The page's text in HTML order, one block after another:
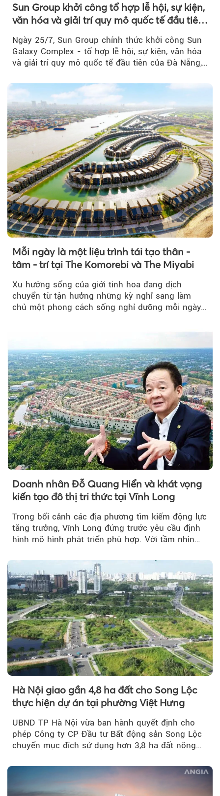
Sun Group khởi công tổ hợp lễ hội, sự kiện,
văn hóa và giải trí quy mô quốc tế đầu tiên
Ngày 25/7, Sun Group chính thức khởi công Sun
Galaxy Complex - tổ hợp lễ hội, sự kiện, văn hóa
và giải trí quy mô quốc tế đầu tiên của Đà Nẵng,…
Mỗi ngày là một liệu trình tái tạo thân -
tâm - trí tại The Komorebi và The Miyabi
Xu hướng sống của giới tinh hoa đang dịch
chuyển từ tận hưởng những kỳ nghỉ sang làm
chủ một phong cách sống nghỉ dưỡng mỗi ngày…
Doanh nhân Đỗ Quang Hiển và khát vọng
kiến tạo đô thị tri thức tại Vĩnh Long
Trong bối cảnh các địa phương tìm kiếm động lực
tăng trưởng, Vĩnh Long đứng trước yêu cầu định
hình mô hình phát triển phù hợp. Với tầm nhìn
Hà Nội giao gần 4,8 ha đất cho Song Lộc
thực hiện dự án tại phường Việt Hưng
UBND TP Hà Nội vừa ban hành quyết định cho
phép Công ty CP Đầu tư Bất động sản Song Lộc
chuyển mục đích sử dụng hơn 3,8 ha đất nông